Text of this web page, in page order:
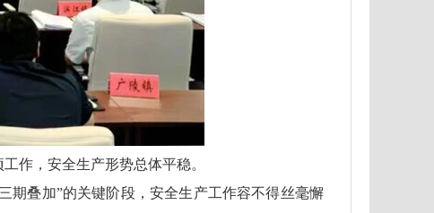
作，安全生产形势总体平稳。
期叠加”的关键阶段，安全生产工作容不得丝毫懈